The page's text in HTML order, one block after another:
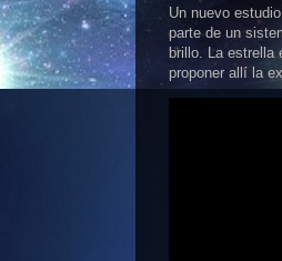
Un nuevo
parte de un
brillo. La estrella
proponer allí la